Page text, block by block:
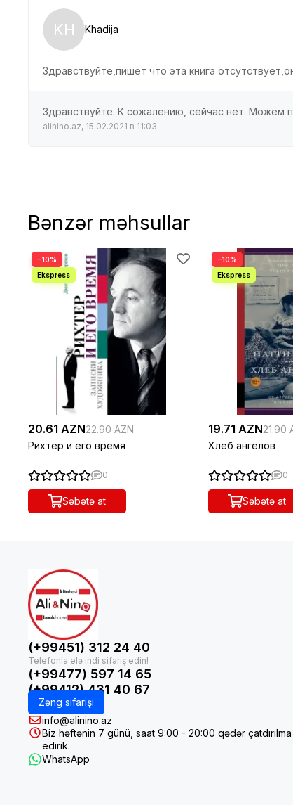
KH Khadija
Здравствуйте,пишет что эта книга
Здравствуйте. К сожалению, сейчас нет. Можем
alinino.az, 15.02.2021 в 11:03
Bənzər məhsullar
−10%
20.61 AZN22.90 AZN
Рихтер и его время
0
Səbətə at
−10%
19.71 AZN21.90
Хлеб ангелов
0
Səbətə at
(+99451) 312 24 40
(+99477) 597 14 65
(+99412) 431 40 67
Zəng sifarişi
info@alinino.az
Biz həftənin 7 günü, saat 9:00 - 20:00 qədər çatdırılma
edirik.
WhatsApp